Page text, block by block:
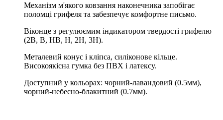
Механізм м'якого ковзання наконечника запобігає
поломці грифеля та забезпечує комфортне письмо.
Віконце з регулюємим індикатором твердості грифелю
(2B, B, HB, H, 2H, 3H).
Металевий конус і кліпса, силіконове кільце.
Високоякісна гумка без ПВХ і латексу.
Доступний у кольорах: чорний-лавандовий (0.5мм),
чорний-небесно-блакитний (0.7мм).